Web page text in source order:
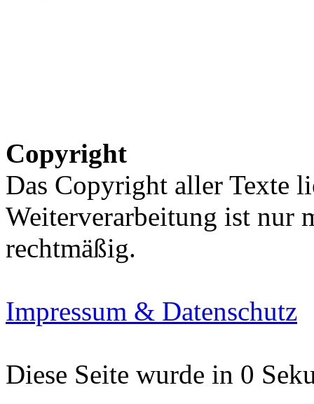
Copyright
Das Copyright aller Texte
Weiterverarbeitung ist nur
rechtmäßig.
Impressum & Datenschutz
Diese Seite wurde in 0